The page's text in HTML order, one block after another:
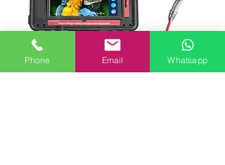
Phone Email Whatsapp